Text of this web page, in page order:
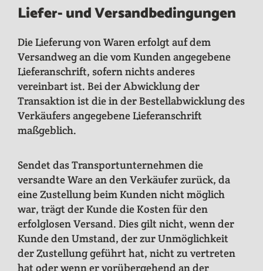
Liefer- und Versandbedingungen
Die Lieferung von Waren erfolgt auf dem
Versandweg an die vom Kunden angegebene
Lieferanschrift, sofern nichts anderes
vereinbart ist. Bei der Abwicklung der
Transaktion ist die in der Bestellabwicklung des
Verkäufers angegebene Lieferanschrift
maßgeblich.
Sendet das Transportunternehmen die
versandte Ware an den Verkäufer zurück, da
eine Zustellung beim Kunden nicht möglich
war, trägt der Kunde die Kosten für den
erfolglosen Versand. Dies gilt nicht, wenn der
Kunde den Umstand, der zur Unmöglichkeit
der Zustellung geführt hat, nicht zu vertreten
hat oder wenn er vorübergehend an der